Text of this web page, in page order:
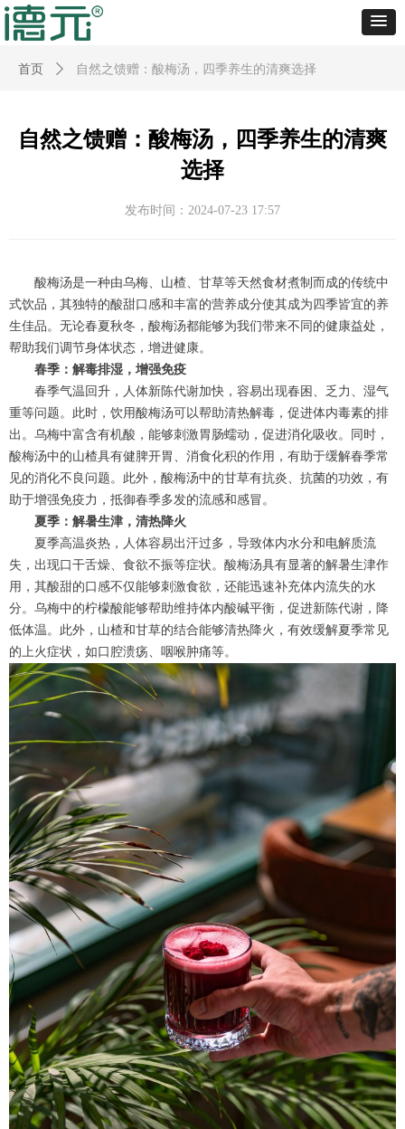
首页 ꄲ 自然之馈赠：酸梅汤，四季养生的清爽选择
自然之馈赠：酸梅汤，四季养生的清爽
选择
酸梅汤是一种由乌梅、山楂、甘草等天然食材煮制而成的传统中
式饮品，其独特的酸甜口感和丰富的营养成分使其成为四季皆宜的养
生佳品。无论春夏秋冬，酸梅汤都能够为我们带来不同的健康益处，
帮助我们调节身体状态，增进健康。
春季：解毒排湿，增强免疫
春季气温回升，人体新陈代谢加快，容易出现春困、乏力、湿气
重等问题。此时，饮用酸梅汤可以帮助清热解毒，促进体内毒素的排
出。乌梅中富含有机酸，能够刺激胃肠蠕动，促进消化吸收。同时，
酸梅汤中的山楂具有健脾开胃、消食化积的作用，有助于缓解春季常
见的消化不良问题。此外，酸梅汤中的甘草有抗炎、抗菌的功效，有
助于增强免疫力，抵御春季多发的流感和感冒。
夏季：解暑生津，清热降火
夏季高温炎热，人体容易出汗过多，导致体内水分和电解质流
失，出现口干舌燥、食欲不振等症状。酸梅汤具有显著的解暑生津作
用，其酸甜的口感不仅能够刺激食欲，还能迅速补充体内流失的水
分。乌梅中的柠檬酸能够帮助维持体内酸碱平衡，促进新陈代谢，降
低体温。此外，山楂和甘草的结合能够清热降火，有效缓解夏季常见
的上火症状，如口腔溃疡、咽喉肿痛等。
发布时间： 2024-07-23 17:57